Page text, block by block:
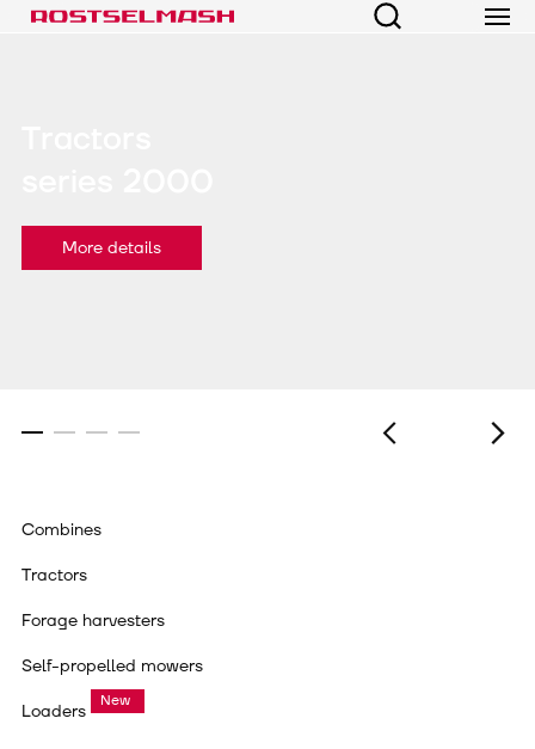
More details
Combines
Tractors
Forage harvesters
Self-propelled mowers
Loaders